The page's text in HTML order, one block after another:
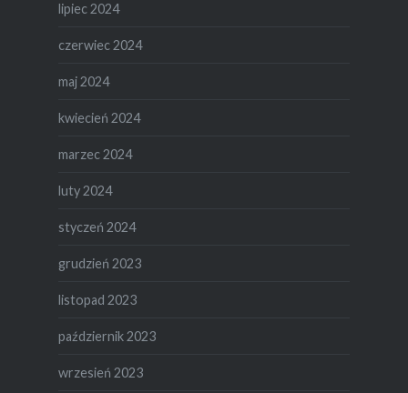
lipiec 2024
czerwiec 2024
maj 2024
kwiecień 2024
marzec 2024
luty 2024
styczeń 2024
grudzień 2023
listopad 2023
październik 2023
wrzesień 2023